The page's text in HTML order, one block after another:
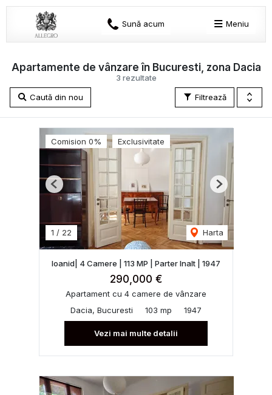
Sună acum Meniu
3 rezultate
Apartamente de vânzare în Bucuresti, zona Dacia
Filtrează
Caută din nou
Comision 0% Exclusivitate
1 / 22 Harta
Previous Next
Ioanid| 4 Camere | 113 MP | Parter Inalt | 1947
290,000 €
Apartament cu 4 camere de vânzare
Dacia, Bucuresti
103 mp 1947
Vezi mai multe detalii